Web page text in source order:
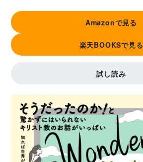
Amazonで見る
楽天BOOKSで見る
試し読み